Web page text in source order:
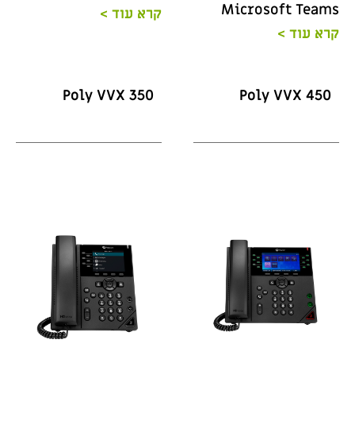
Microsoft Teams
קרא עוד >
קרא עוד >
Poly VVX 450
Poly VVX 350